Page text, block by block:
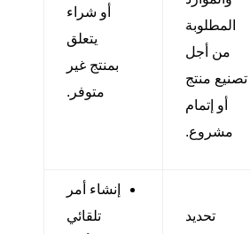
المطلوبة
من أجل
تصنيع منتج
أو إتمام
مشروع.
أو شراء
يتعلق
بمنتج غير
متوفر.
تحديد
إنشاء أمر
تلقائي